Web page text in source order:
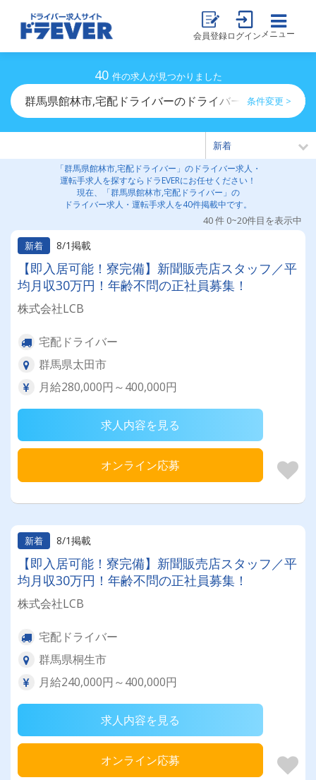
会員登録ログイン メニュー
40 件の求人が見つかりました
群馬県館林市,宅配ドライバーのドライバー求人・運転手
条件変更 >
「群馬県館林市,宅配ドライバー」のドライバー求人・
運転手求人を探すならドラEVERにお任せください！
現在、「群馬県館林市,宅配ドライバー」の
ドライバー求人・運転手求人を40件掲載中です。
40 件 0~20件目を表示中
新着
8/1掲載
【即入居可能！寮完備】新聞販売店スタッフ／平
均月収30万円！年齢不問の正社員募集！
株式会社LCB
宅配ドライバー
群馬県太田市
月給280,000円～400,000円
求人内容を見る
オンライン応募
新着 8/1掲載
【即入居可能！寮完備】新聞販売店スタッフ／平
均月収30万円！年齢不問の正社員募集！
株式会社LCB
宅配ドライバー
群馬県桐生市
月給240,000円～400,000円
求人内容を見る
オンライン応募